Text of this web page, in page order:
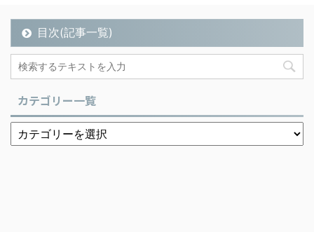
目次(記事一覧)
カテゴリー一覧